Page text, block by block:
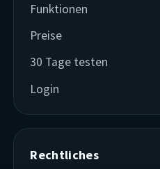
Funktionen
Preise
30 Tage testen
Login
Rechtliches